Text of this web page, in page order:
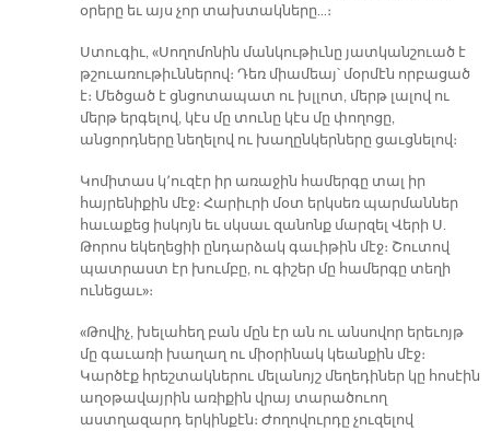
օրերը եւ այս չոր տախտակները…։
Ստուգիւ, «Սողոմոնին մանկութիւնը յատկանշուած է
թշուառութիւններով։ Դեռ միամեայ՝ մօրմէն որբացած
է։ Մեծցած է ցնցոտապատ ու խլլոտ, մերթ լալով ու
մերթ երգելով, կէս մը տունը կէս մը փողոցը,
անցորդները նեղելով ու խաղընկերները ցաւցնելով։
Կոմիտաս կ՚ուզէր իր առաջին համերգը տալ իր
հայրենիքին մէջ։ Հարիւրի մօտ երկսեռ պարմաններ
հաւաքեց իսկոյն եւ սկսաւ զանոնք մարզել Վերի Ս.
Թորոս եկեղեցիի ընդարձակ գաւիթին մէջ։ Շուտով
պատրաստ էր խումբը, ու գիշեր մը համերգը տեղի
ունեցաւ»։
«Թովիչ, խելահեղ բան մըն էր ան ու անսովոր երեւոյթ
մը գաւառի խաղաղ ու միօրինակ կեանքին մէջ։
Կարծէք հրեշտակներու մելանոյշ մեղեդիներ կը հոսէին
աղօթավայրին առիքին վրայ տարածուող
աստղազարդ երկինքէն։ Ժողովուրդը չուզելով